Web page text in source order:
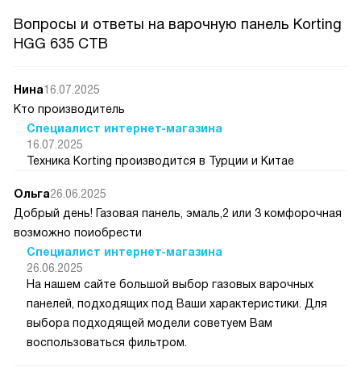
Вопросы и ответы на варочную панель Korting
HGG 635 CTB
Нина16.07.2025
Кто производитель
Специалист интернет-магазина
16.07.2025
Техника Korting производится в Турции и Китае
Ольга26.06.2025
Добрый день! Газовая панель, эмаль,2 или 3 комфорочная
возможно поиобрести
Специалист интернет-магазина
26.06.2025
На нашем сайте большой выбор газовых варочных
панелей, подходящих под Ваши характеристики. Для
выбора подходящей модели советуем Вам
воспользоваться фильтром.